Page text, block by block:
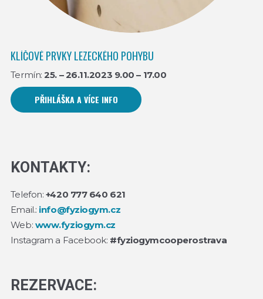
KLÍČOVÉ PRVKY LEZECKÉHO POHYBU
Termín:25. – 26.11.2023 9.00 – 17.00
PŘIHLÁŠKA A VÍCE INFO
KONTAKTY:
Telefon: +420 777 640 621
Email.: info@fyziogym.cz
Web: www.fyziogym.cz
Instagram a Facebook: #fyziogymcooperostrava
REZERVACE: